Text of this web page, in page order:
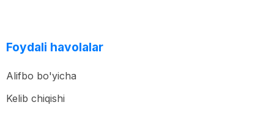
Foydali havolalar
Alifbo bo'yicha
Kelib chiqishi